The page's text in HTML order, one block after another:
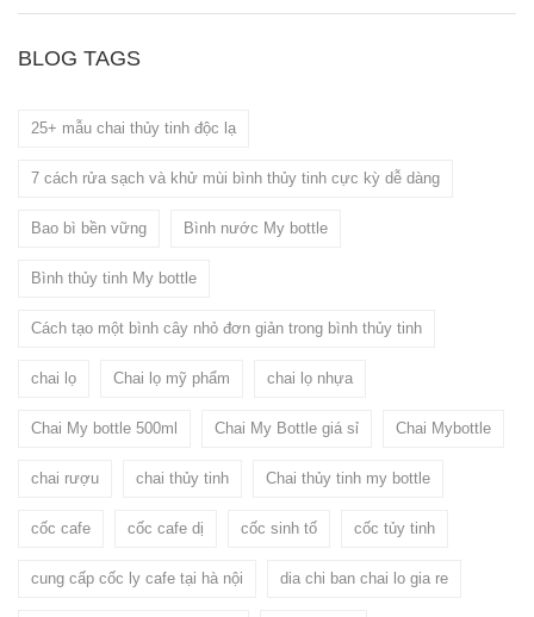
BLOG TAGS
25+ mẫu chai thủy tinh độc lạ
7 cách rửa sạch và khử mùi bình thủy tinh cực kỳ dễ dàng
Bao bì bền vững Bình nước My bottle
Bình thủy tinh My bottle
Cách tạo một bình cây nhỏ đơn giản trong bình thủy tinh
chai lọ Chai lọ mỹ phẩm chai lọ nhựa
Chai My bottle 500ml Chai My Bottle giá sỉ Chai Mybottle
chai rượu chai thủy tinh Chai thủy tinh my bottle
cốc cafe cốc cafe dị cốc sinh tố cốc tủy tinh
cung cấp cốc ly cafe tại hà nội dia chi ban chai lo gia re